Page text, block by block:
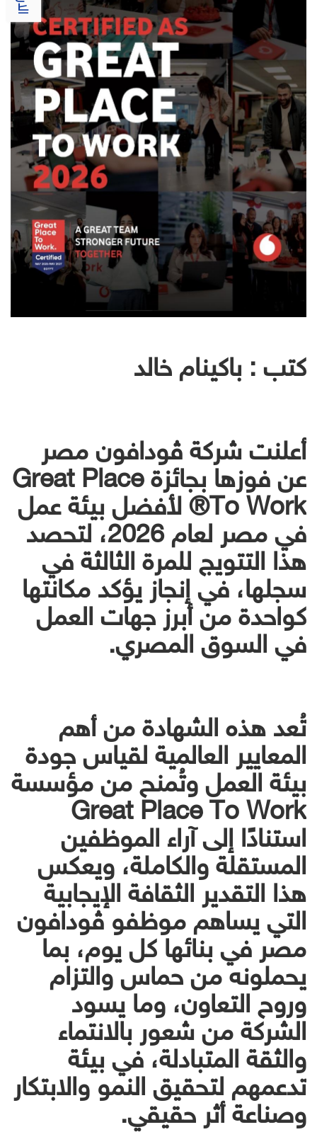
كتب : باكينام خالد
أعلنت شركة ڤودافون مصر
عن فوزها بجائزة Great Place
To Work®️ لأفضل بيئة عمل
في مصر لعام 2026، لتحصد
هذا التتويج للمرة الثالثة في
سجلها، في إنجاز يؤكد مكانتها
كواحدة من أبرز جهات العمل
في السوق المصري.
تُعد هذه الشهادة من أهم
المعايير العالمية لقياس جودة
بيئة العمل وتُمنح من مؤسسة
Great Place To Work
استنادًا إلى آراء الموظفين
المستقلة والكاملة، ويعكس
هذا التقدير الثقافة الإيجابية
التي يساهم موظفو ڤودافون
مصر في بنائها كل يوم، بما
يحملونه من حماس والتزام
وروح التعاون، وما يسود
الشركة من شعور بالانتماء
والثقة المتبادلة، في بيئة
تدعمهم لتحقيق النمو والابتكار
وصناعة أثر حقيقي.